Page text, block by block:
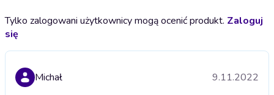
Tylko zalogowani użytkownicy mogą ocenić produkt. Zaloguj
się
Michał 9.11.2022